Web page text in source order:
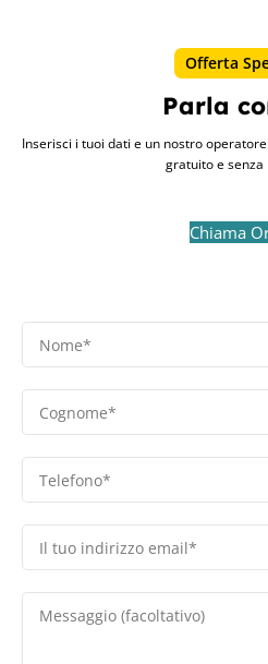
Offerta
Parla
Inserisci i tuoi dati e un nostro
gratuito e senza
Chiama